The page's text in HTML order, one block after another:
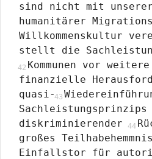
sind nicht mit
humanitärer
Willkommenskultur
stellt die
Kommunen vor
finanzielle
quasi-
diskriminierender
großes
Einfallstor für